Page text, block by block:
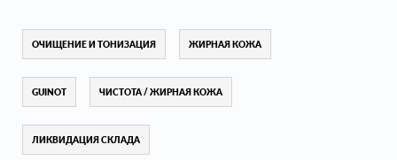
ОЧИЩЕНИЕ И ТОНИЗАЦИЯ ЖИРНАЯ КОЖА
GUINOT ЧИСТОТА / ЖИРНАЯ КОЖА
ЛИКВИДАЦИЯ СКЛАДА